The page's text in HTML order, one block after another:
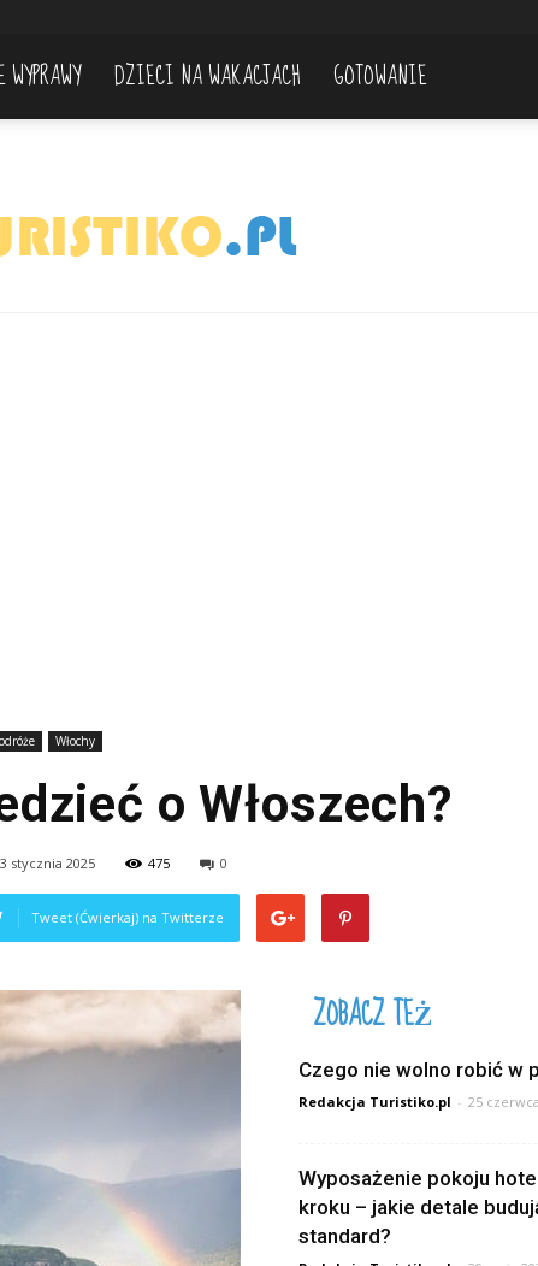
DZIECI NA WAKACJACH GOTOWANIE
Włochy
o Włoszech?
stycznia 2025 475 0
Tweet (Ćwierkaj) na Twitterze
ZOBACZ TEŻ
Czego nie wolno robić w
Redakcja Turistiko.pl - 25
Wyposażenie pokoju
kroku – jakie detale
standard?